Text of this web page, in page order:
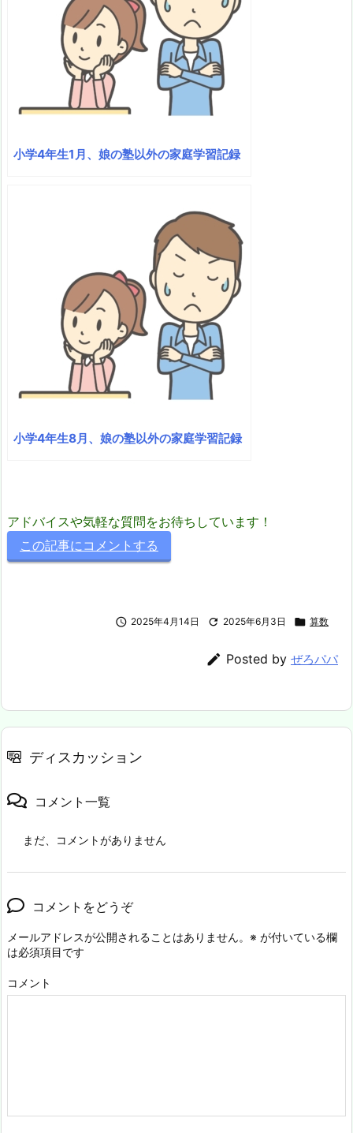
小学4年生1月、娘の塾以外の家庭学習記録
小学4年生8月、娘の塾以外の家庭学習記録
アドバイスや気軽な質問をお待ちしています！
この記事にコメントする
 2025年4月14日  2025年6月3日  算数
 Posted by ぜろパパ
ディスカッション
コメント一覧
まだ、コメントがありません
コメントをどうぞ
メールアドレスが公開されることはありません。 ※ が付いている欄
は必須項目です
コメント